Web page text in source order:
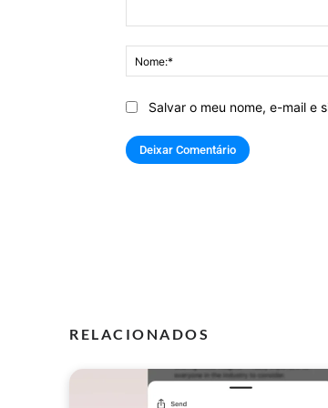
Salvar o meu nome, e-mail e
RELACIONADOS